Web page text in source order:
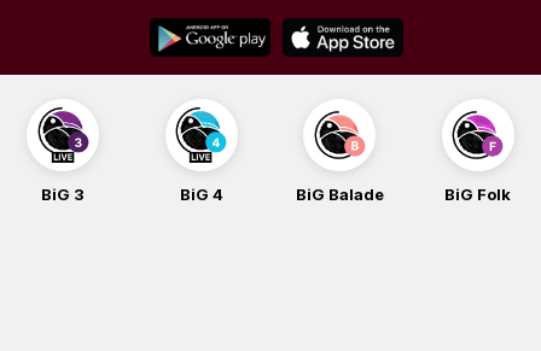
content
BiG 3 BiG 4 BiG Balade BiG Folk